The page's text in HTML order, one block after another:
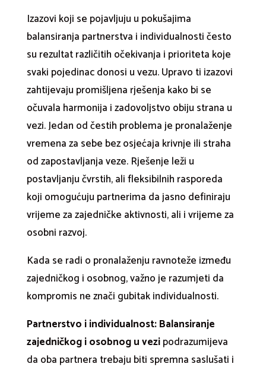
Izazovi koji se pojavljuju u pokušajima
balansiranja partnerstva i individualnosti često
su rezultat različitih očekivanja i prioriteta koje
svaki pojedinac donosi u vezu. Upravo ti izazovi
zahtijevaju promišljena rješenja kako bi se
očuvala harmonija i zadovoljstvo obiju strana u
vezi. Jedan od čestih problema je pronalaženje
vremena za sebe bez osjećaja krivnje ili straha
od zapostavljanja veze. Rješenje leži u
postavljanju čvrstih, ali fleksibilnih rasporeda
koji omogućuju partnerima da jasno definiraju
vrijeme za zajedničke aktivnosti, ali i vrijeme za
osobni razvoj.
Kada se radi o pronalaženju ravnoteže između
zajedničkog i osobnog, važno je razumjeti da
kompromis ne znači gubitak individualnosti.
Partnerstvo i individualnost: Balansiranje
zajedničkog i osobnog u vezipodrazumijeva
da oba partnera trebaju biti spremna saslušati i